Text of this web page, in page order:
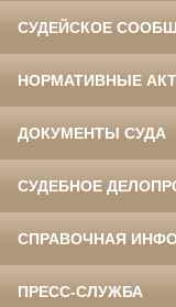
СУДЕЙСКОЕ
НОРМАТИВНЫЕ
ДОКУМЕНТЫ СУДА
СУДЕБНОЕ
СПРАВОЧНАЯ
ПРЕСС-СЛУЖБА